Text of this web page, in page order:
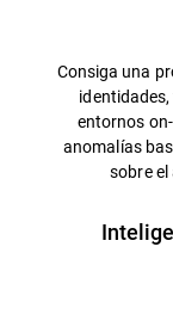
Consiga una
entornos
anomalías
sobre